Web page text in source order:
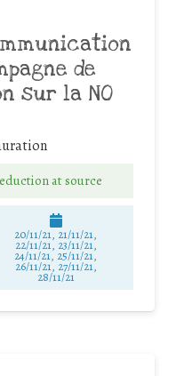
de
sur la NO
at source
20/11/21, 21/11/21,
22/11/21, 23/11/21,
24/11/21, 25/11/21,
26/11/21, 27/11/21,
28/11/21